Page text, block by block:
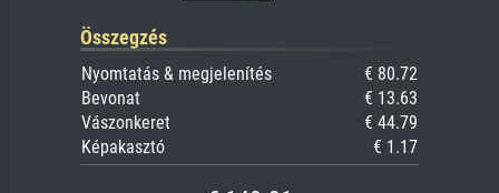
Összegzés
Nyomtatás & megjelenítés
€ 80.72
Bevonat
€ 13.63
Vászonkeret
€ 44.79
Képakasztó
€ 1.17